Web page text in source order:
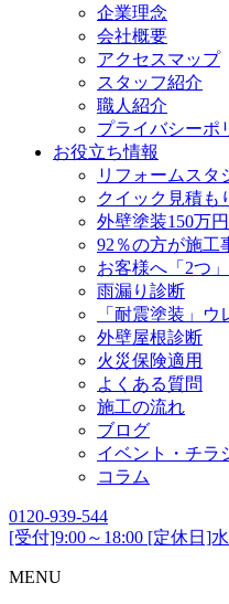
企業理念
会社概要
アクセスマップ
スタッフ紹介
職人紹介
プライバシーポ
お役立ち情報
リフォームスタ
クイック見積も
外壁塗装150万
92％の方が施工
お客様へ「2つ
雨漏り診断
「耐震塗装」
外壁屋根診断
火災保険適用
よくある質問
施工の流れ
ブログ
イベント・チラ
コラム
0120-939-544
[受付]9:00～18:00 [定休日]
MENU